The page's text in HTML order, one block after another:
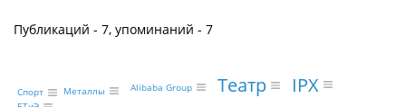
Публикаций - 7, упоминаний - 7
IPX
Театр
Alibaba Group
Спорт Металлы